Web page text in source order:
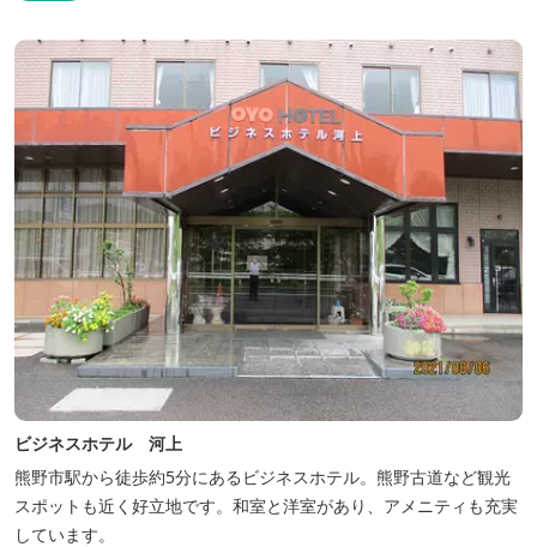
ビジネスホテル 河上
熊野市駅から徒歩約5分にあるビジネスホテル。熊野古道など観光
スポットも近く好立地です。和室と洋室があり、アメニティも充実
しています。